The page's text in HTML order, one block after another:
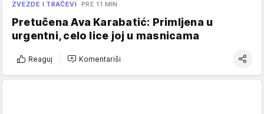
ZVEZDE I TRAČEVI PRE 11 MIN
Pretučena Ava Karabatić: Primljena u
urgentni, celo lice joj u masnicama
Reaguj Komentariši